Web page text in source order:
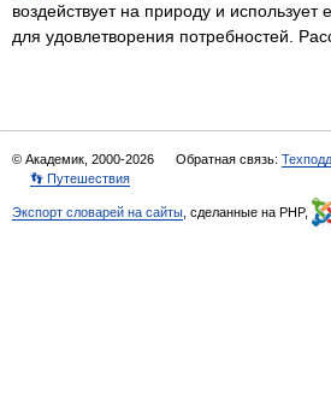
воздействует на природу и
для удовлетворения потребностей.
© Академик, 2000-2026 Обратная связь:
👣 Путешествия
Экспорт словарей на сайты , сделанные на PHP,